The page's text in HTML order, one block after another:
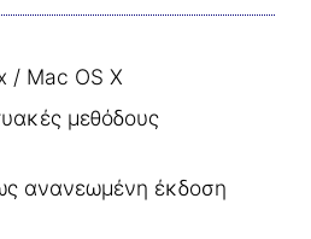
/ Mac OS X
μεθόδους
ανανεωμένη έκδοση